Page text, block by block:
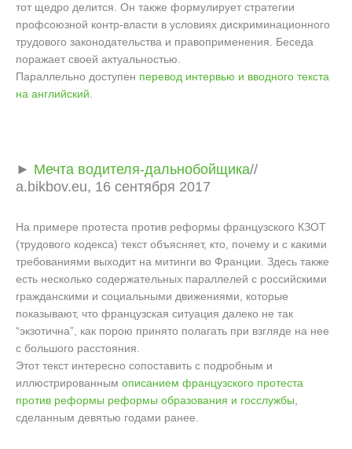
тот щедро делится. Он также формулирует стратегии
профсоюзной контр-власти в условиях дискриминационного
трудового законодательства и правоприменения. Беседа
поражает своей актуальностью.
Параллельно доступен перевод интервью и вводного текста
на английский.
► Мечта водителя-дальнобойщика//
a.bikbov.eu, 16 сентября 2017
На примере протеста против реформы французского КЗОТ
(трудового кодекса) текст объясняет, кто, почему и с какими
требованиями выходит на митинги во Франции. Здесь также
есть несколько содержательных параллелей с российскими
гражданскими и социальными движениями, которые
показывают, что французская ситуация далеко не так
“экзотична”, как порою принято полагать при взгляде на нее
с большого расстояния.
Этот текст интересно сопоставить с подробным и
иллюстрированным описанием французского протеста
против реформы реформы образования и госслужбы
сделанным девятью годами ранее.